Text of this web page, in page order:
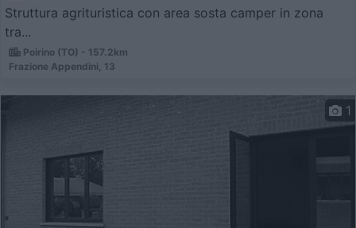
Struttura agrituristica con area sosta camper in zona
tra...
Poirino (TO) - 157.2km
Frazione Appendini, 13
1